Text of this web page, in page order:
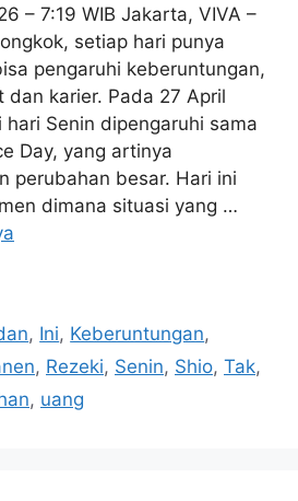
– 7:19 WIB Jakarta, VIVA –
setiap hari punya
pengaruhi keberuntungan,
dan karier. Pada 27 April
Senin dipengaruhi sama
Day, yang artinya
perubahan besar. Hari ini
dimana situasi yang …
, Ini, Keberuntungan,
, Rezeki, Senin, Shio, Tak,
, uang